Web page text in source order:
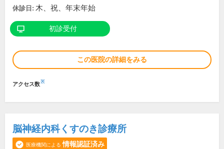
休診日: 木、祝、年末年始
初診受付
この医院の詳細をみる
アクセス数※
脳神経内科くすのき診療所
医療機関による 情報認証済み